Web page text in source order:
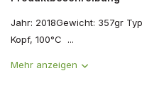
Jahr: 2018Gewicht: 357gr
Kopf, 100°C ...
Mehr anzeigen